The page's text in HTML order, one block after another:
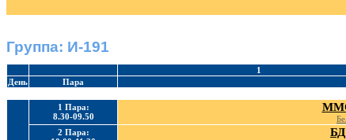
Группа: И-191
1
День
Пара
1 Пара:
8.30-09.50
2 Пара: